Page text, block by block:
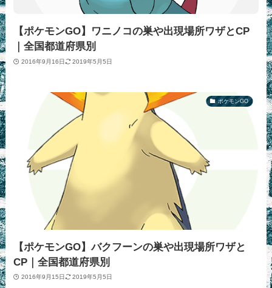
【ポケモンGO】ワニノコの巣や出現場所ワザとCP
｜全国都道府県別
2016年9月16日 2019年5月5日
ポケモンGO
【ポケモンGO】バクフーンの巣や出現場所ワザと
CP｜全国都道府県別
2016年9月15日 2019年5月5日